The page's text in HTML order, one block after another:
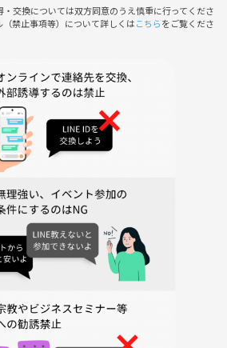
します）
おります！
が
たします★
）
】
が楽しむためのサークル/
向け/初心者歓迎/
仲間が欲しい方向け/関東・東京
・交換については双方同意のうえ慎重に行ってくださ
禁止事項等）について詳しくはこちらをご覧くださ